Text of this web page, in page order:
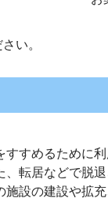
い。
すめるために利
転居などで脱退
設の建設や拡